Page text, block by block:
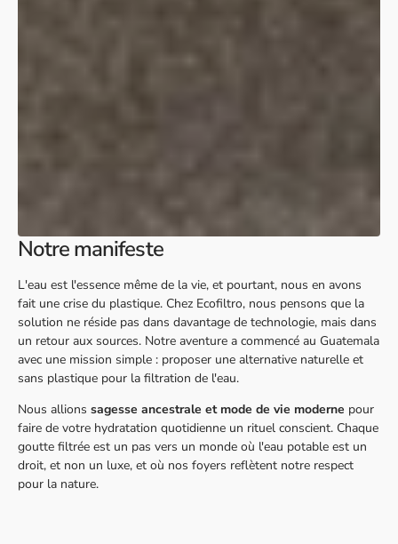
Notre manifeste
L'eau est l'essence même de la vie, et pourtant, nous en avons
fait une crise du plastique. Chez Ecofiltro, nous pensons que la
solution ne réside pas dans davantage de technologie, mais dans
un retour aux sources. Notre aventure a commencé au Guatemala
avec une mission simple : proposer une alternative naturelle et
sans plastique pour la filtration de l'eau.
Nous allions sagesse ancestrale et mode de vie moderne pour
faire de votre hydratation quotidienne un rituel conscient. Chaque
goutte filtrée est un pas vers un monde où l'eau potable est un
droit, et non un luxe, et où nos foyers reflètent notre respect
pour la nature.